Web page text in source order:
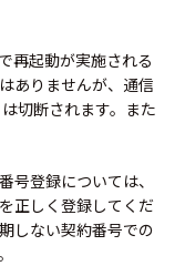
再起動が実施される
ありませんが、通信
切断されます。また
号登録については、
正しく登録してくだ
しない契約番号での